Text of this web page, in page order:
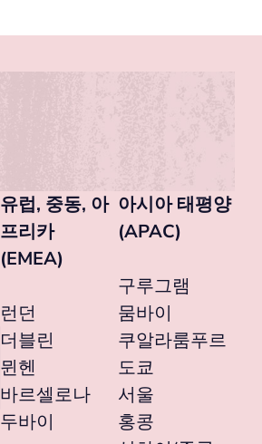
유럽, 중동, 아
프리카
(EMEA)
런던
더블린
뮌헨
바르셀로나
두바이
아시아 태평양
(APAC)
구루그램
뭄바이
쿠알라룸푸르
도쿄
서울
홍콩